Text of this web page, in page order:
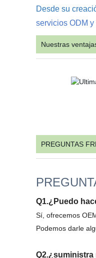
Desde su
servicios ODM
Nuestras
PREGUNTAS
Q1.¿Puedo
Sí, ofrecemos
Podemos darle
Q2.¿suministra